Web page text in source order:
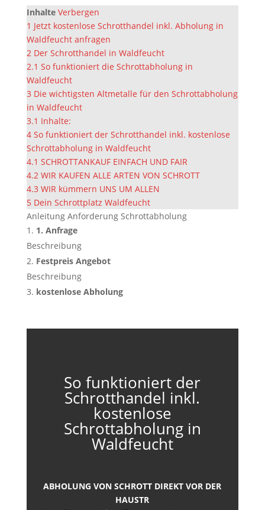
Inhalte Verbergen
1 Jetzt kostenlose Schrotthandel inkl. Abholung in
Waldfeucht anfragen
2 Der Schrotthandel in Waldfeucht
2.1 So funktioniert die Schrottabholung in
Waldfeucht
3 Die wichtigsten Altmetalle für den Schrottabholung
in Waldfeucht
3.1 Inhalte:
4 So funktioniert der Schrotthandel inkl. kostenlose
Schrottabholung in Waldfeucht
4.1 SCHROTTANKAUF EINFACH UND FAIR
4.2 WIR KAUFEN ALLE ARTEN VON SCHROTT
4.3 WIR kümmern UNS UM ALLEN
5 Dein Schrottplatz Waldfeucht
Anleitung Anforderung Schrottabholung
1. Anfrage
Beschreibung
Festpreis Angebot
Beschreibung
kostenlose Abholung
So funktioniert der
Schrotthandel inkl.
kostenlose
Schrottabholung in
Waldfeucht
ABHOLUNG VON SCHROTT DIREKT VOR DER
HAUSTR